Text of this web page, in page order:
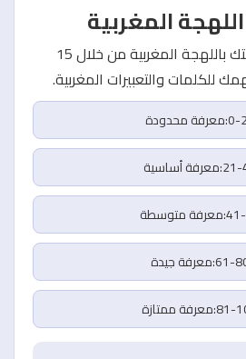
المغربية
هذا الاختبار يختبر معرفتك باللهجة المغربية من خلال 15
للكلمات والتعبيرات المغربية.
محدودة
أساسية
متوسطة
جيدة
ممتازة